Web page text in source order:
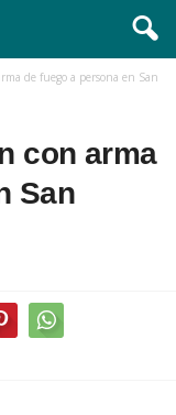
de fuego a persona en San
con arma
San